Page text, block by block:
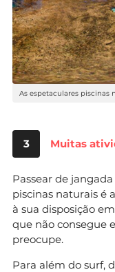
As espetaculares piscinas
3 Muitas
Passear de
piscinas naturais é
à sua disposição
que não consegue
preocupe.
Para além do surf,